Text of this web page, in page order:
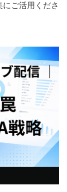
ご活用くださ